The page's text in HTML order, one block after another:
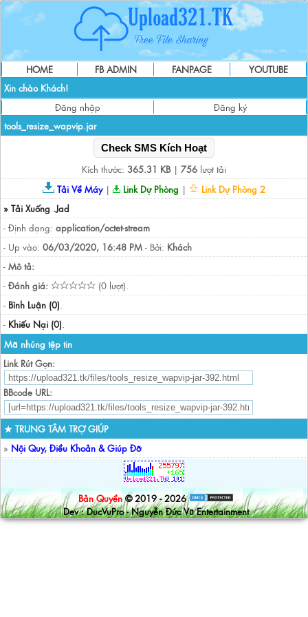
HOME FB ADMIN FANPAGE
YOUTUBE
Xin chào Khách!
Đăng nhập
Đăng ký
tools_resize_wapvip.jar
Check SMS Kích Hoạt
Kích thước: 365.31 KB| 756 lượt tải
Tải Về Máy| Link Dự Phòng |
Link Dự Phòng 2
» Tải Xuống .Jad
- Định dạng: application/octet-stream
- Up vào: 06/03/2020, 16:48 PM - Bởi: Khách
- Mô tả:
- Đánh giá:
(0 lượt).
- Bình Luận (0).
- Khiếu Nại (0).
Mã nhúng tệp tin
Link Rút Gọn:
BBcode URL:
★ TRUNG TÂM TRỢ GIÚP
» Nội Quy, Điều Khoản & Giúp Đỡ
Bản Quyền © 2019 - 2026
Dev : DucVuPro - Nguyễn Đức Vũ Entertainment